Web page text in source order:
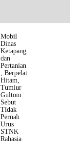
Mobil
Dinas
Ketapang
dan
Pertanian
, Berpelat
Hitam,
Tumiur
Gultom
Sebut
Tidak
Pernah
Urus
STNK
Rahasia